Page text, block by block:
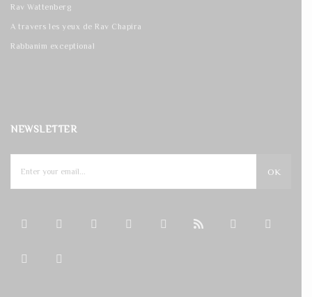
Rav Wattenberg
A travers les yeux de Rav Chapira
Rabbanim exceptional
NEWSLETTER
OK